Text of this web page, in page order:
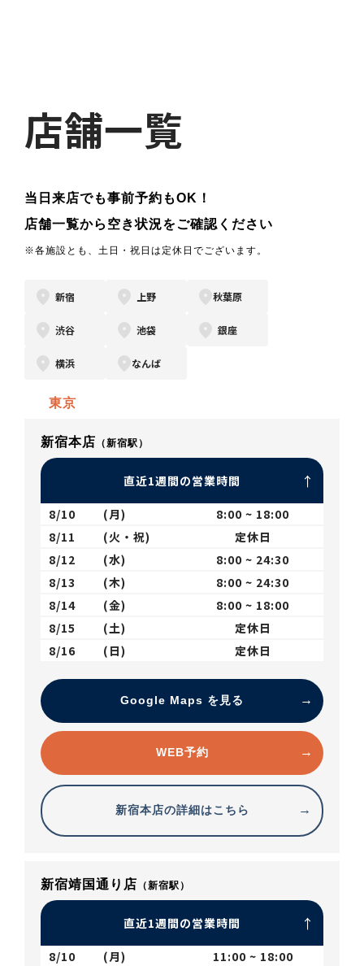
店舗一覧
当日来店でも事前予約もOK！
店舗一覧から空き状況をご確認ください
※各施設とも、土日・祝日は定休日でございます。
新宿 上野 秋葉原
渋谷 池袋 銀座
横浜 なんば
東京
新宿本店 （新宿駅）
直近1週間の営業時間
8/10 (月)
8:00 ~ 18:00
8/11
(火・祝)
定休日
8/12
(水)
8:00 ~ 24:30
8/13
(木)
8:00 ~ 24:30
8/14
(金)
8:00 ~ 18:00
8/15
(土)
定休日
8/16
(日) 定休日
Google Maps を見る
WEB予約
新宿本店の詳細はこちら
新宿靖国通り店 （新宿駅）
直近1週間の営業時間
8/10 (月) 11:00 ~ 18:00